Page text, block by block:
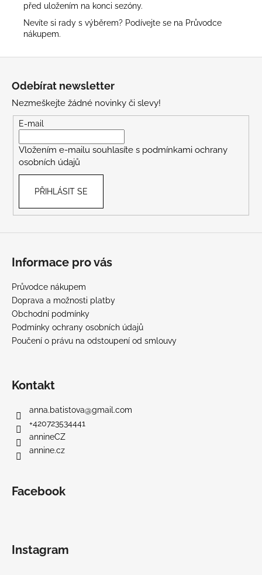
před uložením na konci sezóny.
Nevíte si rady s výběrem? Podívejte se na Průvodce
nákupem.
Odebírat newsletter
Nezmeškejte žádné novinky či slevy!
E-mail
Vložením e-mailu souhlasíte s podmínkami ochrany
osobních údajů
PŘIHLÁSIT SE
Informace pro vás
Průvodce nákupem
Doprava a možnosti platby
Obchodní podmínky
Podmínky ochrany osobních údajů
Poučení o právu na odstoupení od smlouvy
Kontakt
anna.batistova@gmail.com
+420723534441
annineCZ
annine.cz
Facebook
Instagram